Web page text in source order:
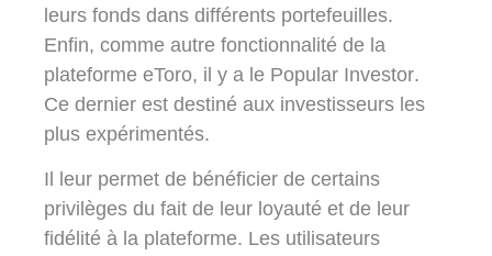
leurs fonds dans différents portefeuilles.
Enfin, comme autre fonctionnalité de la
plateforme eToro, il y a le Popular Investor.
Ce dernier est destiné aux investisseurs les
plus expérimentés.
Il leur permet de bénéficier de certains
privilèges du fait de leur loyauté et de leur
fidélité à la plateforme. Les utilisateurs